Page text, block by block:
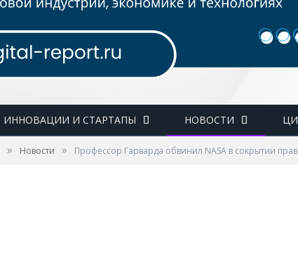
ИННОВАЦИИ И СТАРТАПЫ НОВОСТИ
» Новости » Профессор Гарварда обвинил NASA в сокрытии